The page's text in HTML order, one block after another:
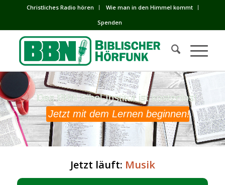
Сhristliches Radio hören
Wie man in den Himmel kommt
Spenden
Das BBN Bibel-Institut ist kostenlos!
Das BBN Bibel-Institut ist kostenlos!
Jetzt mit dem Lernen beginnen!
Jetzt läuft: Musik